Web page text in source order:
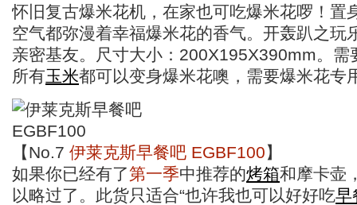
怀旧复古爆米花机，在家也可吃爆米花啰！置
空气都弥漫着幸福爆米花的香气。开轰趴之玩
亲密基友。尺寸大小：200X195X390mm。需
所有玉米都可以变身爆米花噢，需要爆米花专
【No.7 伊莱克斯早餐吧 EGBF100】
如果你已经有了第一季中推荐的烤箱和摩卡壶
以略过了。此货只适合“也许我也可以好好吃早